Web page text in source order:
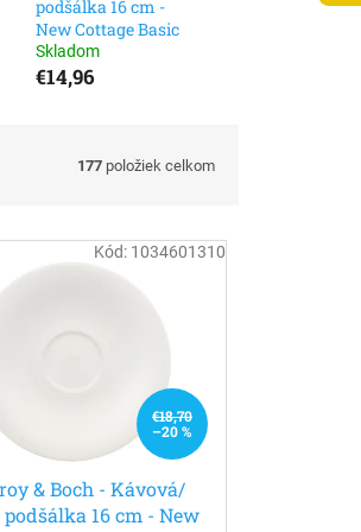
podšálka 16 cm -
New Cottage Basic
Skladom
€14,96
177 položiek celkom
€18,70
–20 %
& Boch - Kávová/
podšálka 16 cm - New
Kód: 1034601310